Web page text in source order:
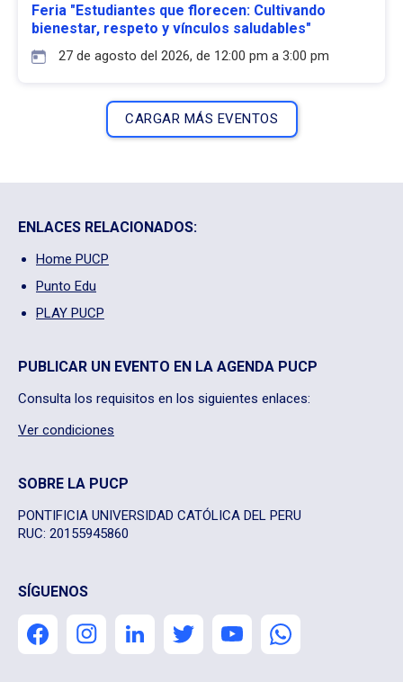
Feria "Estudiantes que florecen: Cultivando
bienestar, respeto y vínculos saludables"
27 de agosto del 2026, de 12:00 pm a 3:00 pm
CARGAR MÁS EVENTOS
ENLACES RELACIONADOS:
Home PUCP
Punto Edu
PLAY PUCP
PUBLICAR UN EVENTO EN LA AGENDA PUCP
Consulta los requisitos en los siguientes enlaces:
Ver condiciones
SOBRE LA PUCP
PONTIFICIA UNIVERSIDAD CATÓLICA DEL PERU
RUC: 20155945860
SÍGUENOS